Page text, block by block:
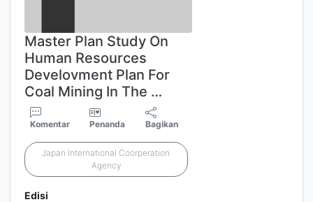
Master Plan Study On
Human Resources
Develovment Plan For
Coal Mining In The …
Komentar Penanda Bagikan
Japan International Coorperation
Agency
Edisi